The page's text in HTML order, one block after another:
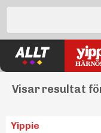
Visar resultat
Yippie